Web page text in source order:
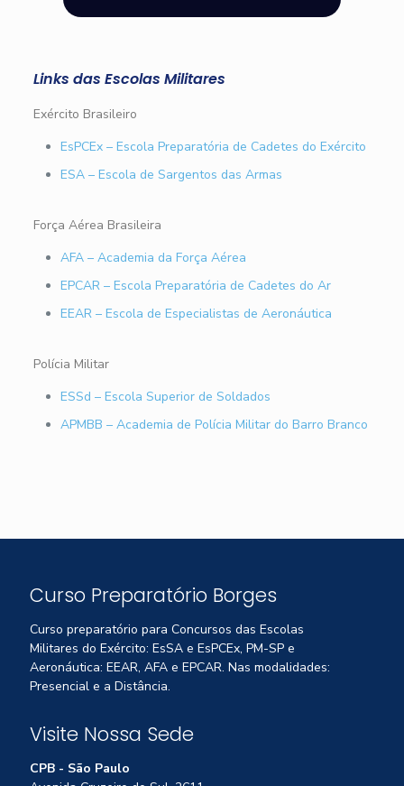
Links das Escolas Militares
Exército Brasileiro
EsPCEx – Escola Preparatória de Cadetes do Exército
ESA – Escola de Sargentos das Armas
Força Aérea Brasileira
AFA – Academia da Força Aérea
EPCAR – Escola Preparatória de Cadetes do Ar
EEAR – Escola de Especialistas de Aeronáutica
Polícia Militar
ESSd – Escola Superior de Soldados
APMBB – Academia de Polícia Militar do Barro Branco
Curso Preparatório Borges
Curso preparatório para Concursos das Escolas
Militares do Exército: EsSA e EsPCEx, PM-SP e
Aeronáutica: EEAR, AFA e EPCAR. Nas modalidades:
Presencial e a Distância.
Visite Nossa Sede
CPB - São Paulo